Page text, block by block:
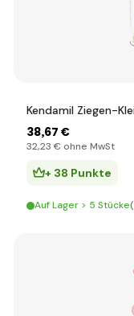
Kendamil Ziegen-
38,67 €
32,23 € ohne MwSt
+ 38 Punkte
Auf Lager > 5 Stücke